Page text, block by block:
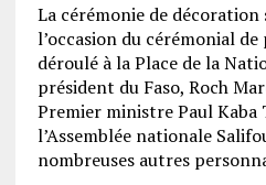
La cérémonie de décoration
l’occasion du cérémonial de
déroulé à la Place de la
président du Faso, Roch
Premier ministre Paul Kaba
l’Assemblée nationale
nombreuses autres